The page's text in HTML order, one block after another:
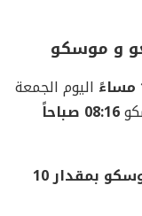
و موسكو
اليوم الجمعة
08:16 صباحاً
توقيت سان دييغو متأخر عن توقيت موسكو بمقدار 10